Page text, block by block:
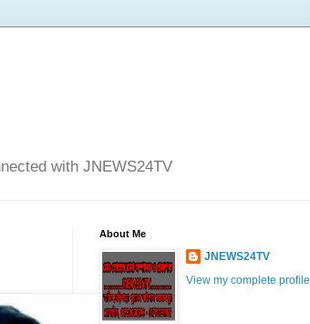
with JNEWS24TV
About Me
JNEWS24TV
View my complete profile